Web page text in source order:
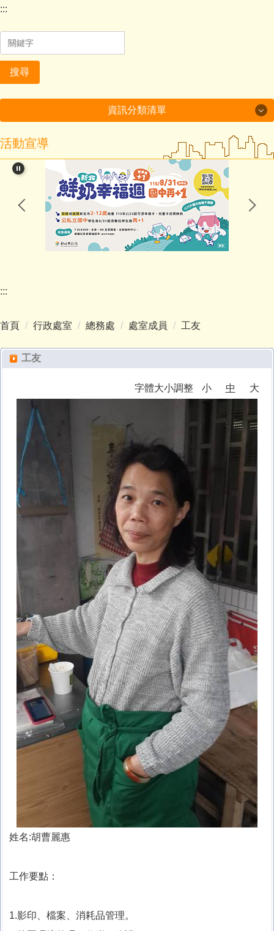
:::
搜尋
資訊分類清單
115年度磐石國小組-十分國小-方案全文
閱讀教育專區
新北市課程計畫資源網
114學年度第2學期課程計畫備查通過備查
教師班級網頁
課程計畫專區
家庭教育專區
午餐專區
校外人士協助教學或活動專區
環境教育專區
防災教育專區
學生事務相關法規
校園開放
活動宣導
:::
首頁 行政處室 總務處 處室成員 工友
工友
字體大小調整 小 中 大
姓名:胡曹麗惠
工作要點：
1.影印、檔案、消耗品管理。